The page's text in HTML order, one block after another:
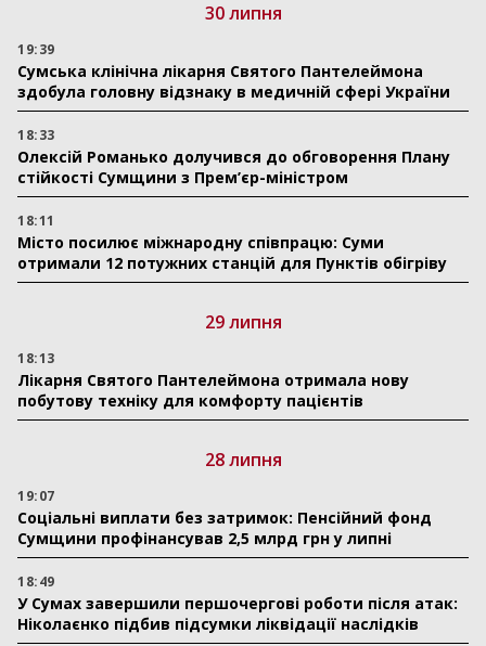
30 липня
19:39
Сумська клінічна лікарня Святого Пантелеймона
здобула головну відзнаку в медичній сфері України
18:33
Олексій Романько долучився до обговорення Плану
стійкості Сумщини з Прем’єр-міністром
18:11
Місто посилює міжнародну співпрацю: Суми
отримали 12 потужних станцій для Пунктів обігріву
29 липня
18:13
Лікарня Святого Пантелеймона отримала нову
побутову техніку для комфорту пацієнтів
28 липня
19:07
Соціальні виплати без затримок: Пенсійний фонд
Сумщини профінансував 2,5 млрд грн у липні
18:49
У Сумах завершили першочергові роботи після атак:
Ніколаєнко підбив підсумки ліквідації наслідків